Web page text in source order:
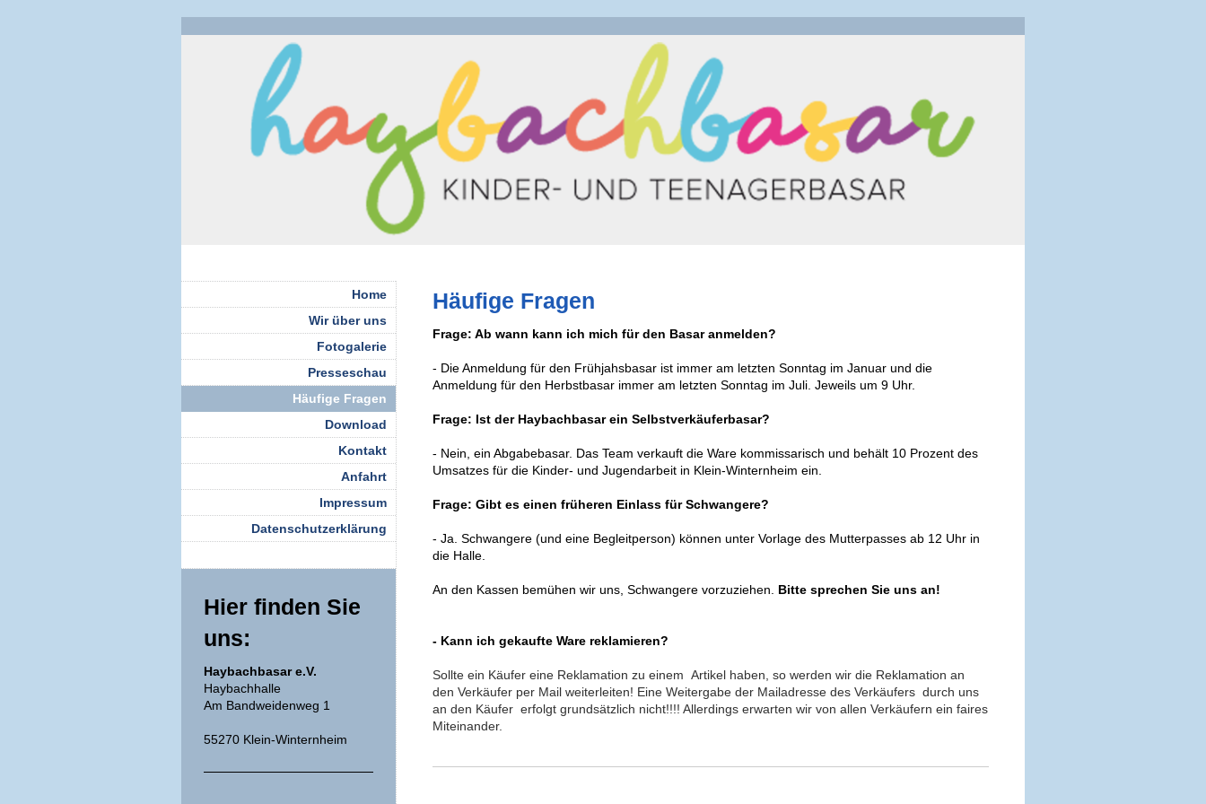
Häufige Fragen
Frage: Ab wann kann ich mich für den Basar anmelden?
- Die Anmeldung für den Frühjahsbasar ist immer am letzten Sonntag im Januar und die
Anmeldung für den Herbstbasar immer am letzten Sonntag im Juli. Jeweils um 9 Uhr.
Frage: Ist der Haybachbasar ein Selbstverkäuferbasar?
- Nein, ein Abgabebasar. Das Team verkauft die Ware kommissarisch und behält 10 Prozent des
Umsatzes für die Kinder- und Jugendarbeit in Klein-Winternheim ein.
Frage: Gibt es einen früheren Einlass für Schwangere?
- Ja. Schwangere (und eine Begleitperson) können unter Vorlage des Mutterpasses ab 12 Uhr in
die Halle.
An den Kassen bemühen wir uns, Schwangere vorzuziehen. Bitte sprechen Sie uns an!
- Kann ich gekaufte Ware reklamieren?
Sollte ein Käufer eine Reklamation zu einem Artikel haben, so werden wir die Reklamation an
den Verkäufer per Mail weiterleiten! Eine Weitergabe der Mailadresse des Verkäufers durch uns
an den Käufer erfolgt grundsätzlich nicht!!!! Allerdings erwarten wir von allen Verkäufern ein faires
Miteinander.
Home
Wir über uns
Fotogalerie
Presseschau
Häufige Fragen
Download
Kontakt
Anfahrt
Impressum
Datenschutzerklärung
Hier finden Sie
uns:
Haybachbasar e.V.
Haybachhalle
Am Bandweidenweg 1
55270 Klein-Winternheim